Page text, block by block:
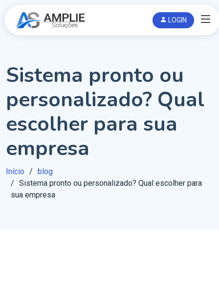
LOGIN
Sistema pronto ou
personalizado? Qual
escolher para sua
empresa
Início
blog
Sistema pronto ou personalizado? Qual escolher para
sua empresa